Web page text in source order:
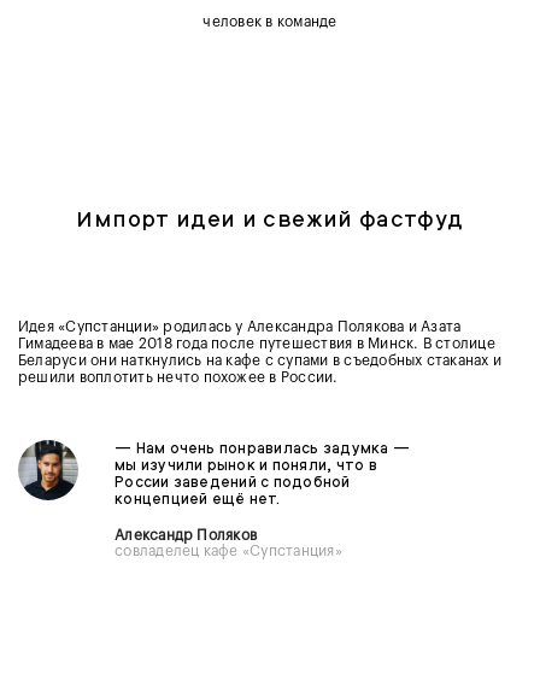
человек в команде
Импорт идеи и свежий фастфуд
Идея «Супстанции» родилась у Александра Полякова и Азата
Гимадеева в мае 2018 года после путешествия в Минск. В столице
Беларуси они наткнулись на кафе с супами в съедобных стаканах и
решили воплотить нечто похожее в России.
— Нам очень понравилась задумка —
мы изучили рынок и поняли, что в
России заведений с подобной
концепцией ещё нет.
Александр Поляков
совладелец кафе «Супстанция»